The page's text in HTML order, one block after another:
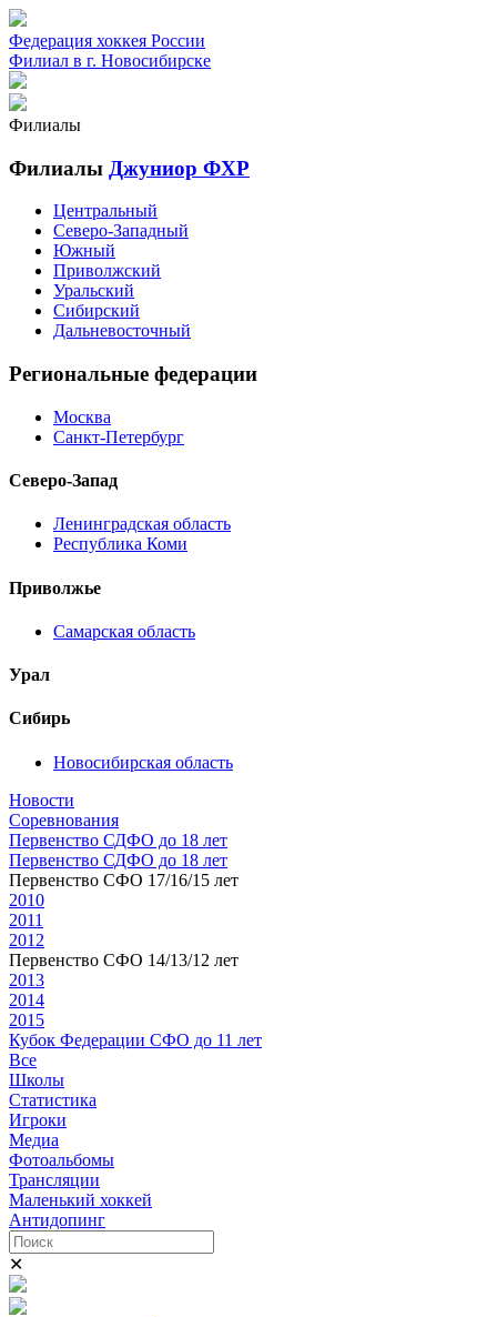
Федерация хоккея России
Филиал в г. Новосибирске
Филиалы
Филиалы Джуниор ФХР
Центральный
Северо-Западный
Южный
Приволжский
Уральский
Сибирский
Дальневосточный
Региональные федерации
Москва
Санкт-Петербург
Северо-Запад
Ленинградская область
Республика Коми
Приволжье
Самарская область
Урал
Сибирь
Новосибирская область
Новости
Соревнования
Первенство СДФО до 18 лет
Первенство СДФО до 18 лет
Первенство СФО 17/16/15 лет
2010
2011
2012
Первенство СФО 14/13/12 лет
2013
2014
2015
Кубок Федерации СФО до 11 лет
Все
Школы
Статистика
Игроки
Медиа
Фотоальбомы
Трансляции
Маленький хоккей
Антидопинг
✕